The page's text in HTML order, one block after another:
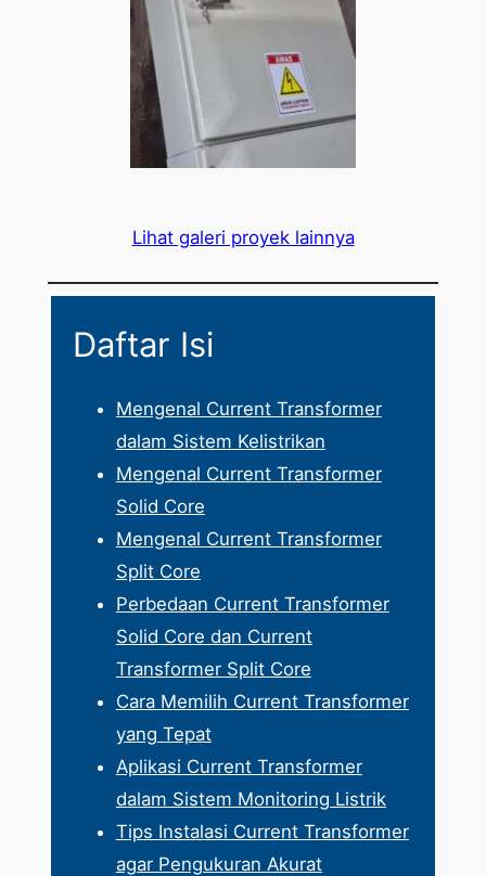
Lihat galeri proyek lainnya
Daftar Isi
Mengenal Current Transformer
dalam Sistem Kelistrikan
Mengenal Current Transformer
Solid Core
Mengenal Current Transformer
Split Core
Perbedaan Current Transformer
Solid Core dan Current
Transformer Split Core
Cara Memilih Current Transformer
yang Tepat
Aplikasi Current Transformer
dalam Sistem Monitoring Listrik
Tips Instalasi Current Transformer
agar Pengukuran Akurat